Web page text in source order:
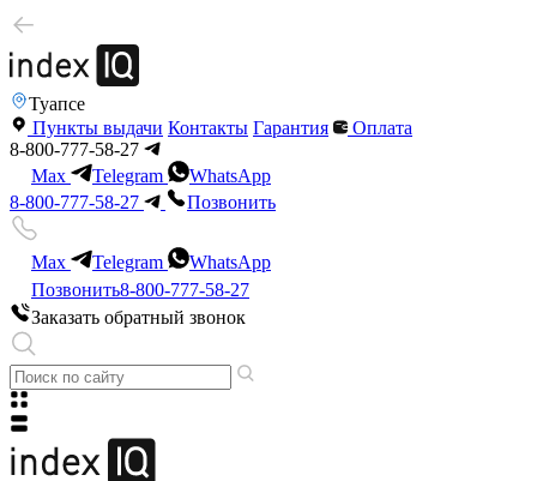
Туапсе
Пункты выдачи Контакты Гарантия
Оплата
8-800-777-58-27
Max
Telegram
WhatsApp
8-800-777-58-27
Позвонить
Max Telegram
WhatsApp
Позвонить8-800-777-58-27
Заказать обратный звонок